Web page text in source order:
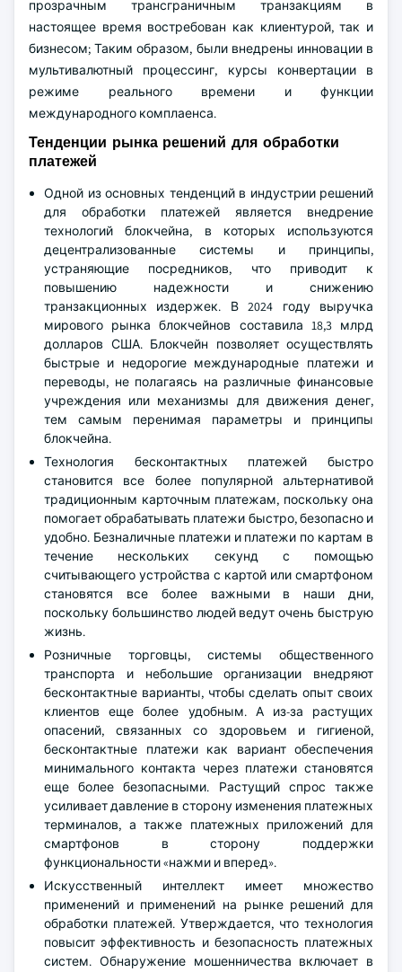
прозрачным трансграничным транзакциям в
настоящее время востребован как клиентурой, так и
бизнесом; Таким образом, были внедрены инновации в
мультивалютный процессинг, курсы конвертации в
режиме реального времени и функции
международного комплаенса.
Тенденции рынка решений для обработки
платежей
Одной из основных тенденций в индустрии решений
для обработки платежей является внедрение
технологий блокчейна, в которых используются
децентрализованные системы и принципы,
устраняющие посредников, что приводит к
повышению надежности и снижению
транзакционных издержек. В 2024 году выручка
мирового рынка блокчейнов составила 18,3 млрд
долларов США. Блокчейн позволяет осуществлять
быстрые и недорогие международные платежи и
переводы, не полагаясь на различные финансовые
учреждения или механизмы для движения денег,
тем самым перенимая параметры и принципы
блокчейна.
Технология бесконтактных платежей быстро
становится все более популярной альтернативой
традиционным карточным платежам, поскольку она
помогает обрабатывать платежи быстро, безопасно и
удобно. Безналичные платежи и платежи по картам в
течение нескольких секунд с помощью
считывающего устройства с картой или смартфоном
становятся все более важными в наши дни,
поскольку большинство людей ведут очень быструю
жизнь.
Розничные торговцы, системы общественного
транспорта и небольшие организации внедряют
бесконтактные варианты, чтобы сделать опыт своих
клиентов еще более удобным. А из-за растущих
опасений, связанных со здоровьем и гигиеной,
бесконтактные платежи как вариант обеспечения
минимального контакта через платежи становятся
еще более безопасными. Растущий спрос также
усиливает давление в сторону изменения платежных
терминалов, а также платежных приложений для
смартфонов в сторону поддержки
функциональности «нажми и вперед».
Искусственный интеллект имеет множество
применений и применений на рынке решений для
обработки платежей. Утверждается, что технология
повысит эффективность и безопасность платежных
систем. Обнаружение мошенничества включает в